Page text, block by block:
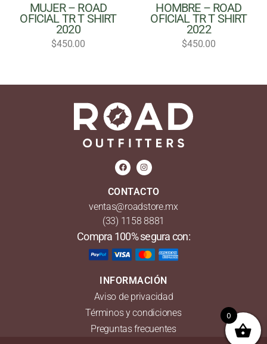
MUJER – ROAD
OFICIAL TR T SHIRT
2020
$450.00
HOMBRE – ROAD
OFICIAL TR T SHIRT
2022
$450.00
CONTACTO
ventas@roadstore.mx
(33) 1158 8881
Compra 100% segura con:
INFORMACIÓN
Aviso de privacidad
Términos y condiciones
Preguntas frecuentes
0